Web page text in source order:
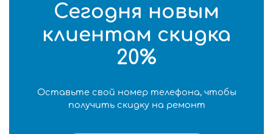
Сегодня новым
клиентам скидка
20%
Оставьте свой номер телефона, чтобы
получить скидку на ремонт